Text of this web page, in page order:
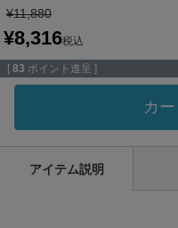
¥11,880
¥8,316税込
[ 83 ポイント進呈 ]
カ
アイテム説明